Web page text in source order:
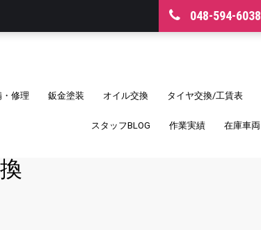
048-594-6038
修理 鈑金塗装 オイル交換 タイヤ交換/工賃表
スタッフBLOG 作業実績 在庫車両